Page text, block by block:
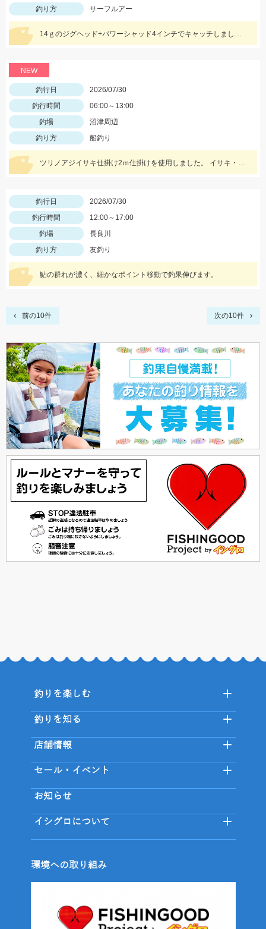
釣り方 サーフルアー
14ｇのジグヘッド+パワーシャッド4インチでキャッチしました。 夏のサーフタチウオゲームはこれからですね！
NEW
釣行日
2026/07/30
釣行時間
06:00～13:00
釣場
沼津周辺
釣り方
船釣り
ツリノアジイサキ仕掛け2ｍ仕掛けを使用しました。 イサキ・アジ・カマスの魚影が多くいられました。 ハタ系は去年より少なく感じました。 水深は比較的浅い30ｍ前後の根を狙いました。 イサキは小さい個体が多くその中に大きいのが混じっている印象でした。
釣行日
2026/07/30
釣行時間
12:00～17:00
釣場
長良川
釣り方
友釣り
鮎の群れが濃く、細かなポイント移動で釣果伸びます。
前の10件 次の10件
釣りを楽しむ
釣りを知る
店舗情報
セール・イベント
お知らせ
イシグロについて
環境への取り組み